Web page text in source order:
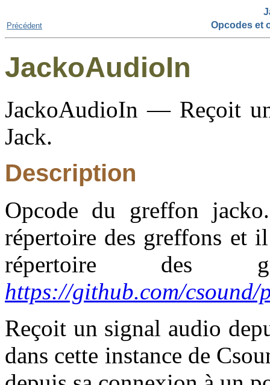
Précédent Opcodes et
JackoAudioIn
JackoAudioIn — Reçoit
Jack.
Description
Opcode du greffon
répertoire des greffons et
répertoire
https://github.com/csound/
Reçoit un signal audio
dans cette instance de